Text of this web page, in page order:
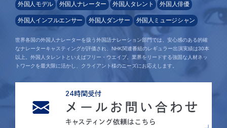
外国人モデル 外国人ナレーター 外国人タレント 外国人俳優
外国人インフルエンサー 外国人ダンサー 外国人ミュージシャン
世界各国の外国人ナレーターを扱う外国語ナレーション部門では、安心感のある的確
なナレーターキャスティングが評価され、NHK関連番組のレギュラー出演実績は30本
以上。外国人タレントといえばフリー・ウエイブ。業界をリードする強固な人材ネッ
トワークを最大限に活かし、クライアント様のニーズにお応えします。